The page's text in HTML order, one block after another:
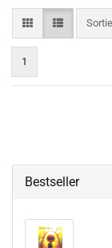
1
Bestseller